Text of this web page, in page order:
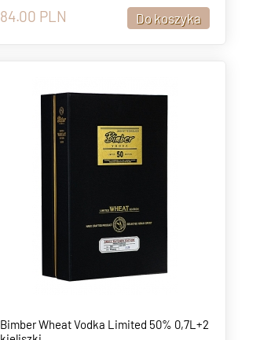
84.00 PLN
Bimber Wheat Vodka Limited 50% 0,7L+2